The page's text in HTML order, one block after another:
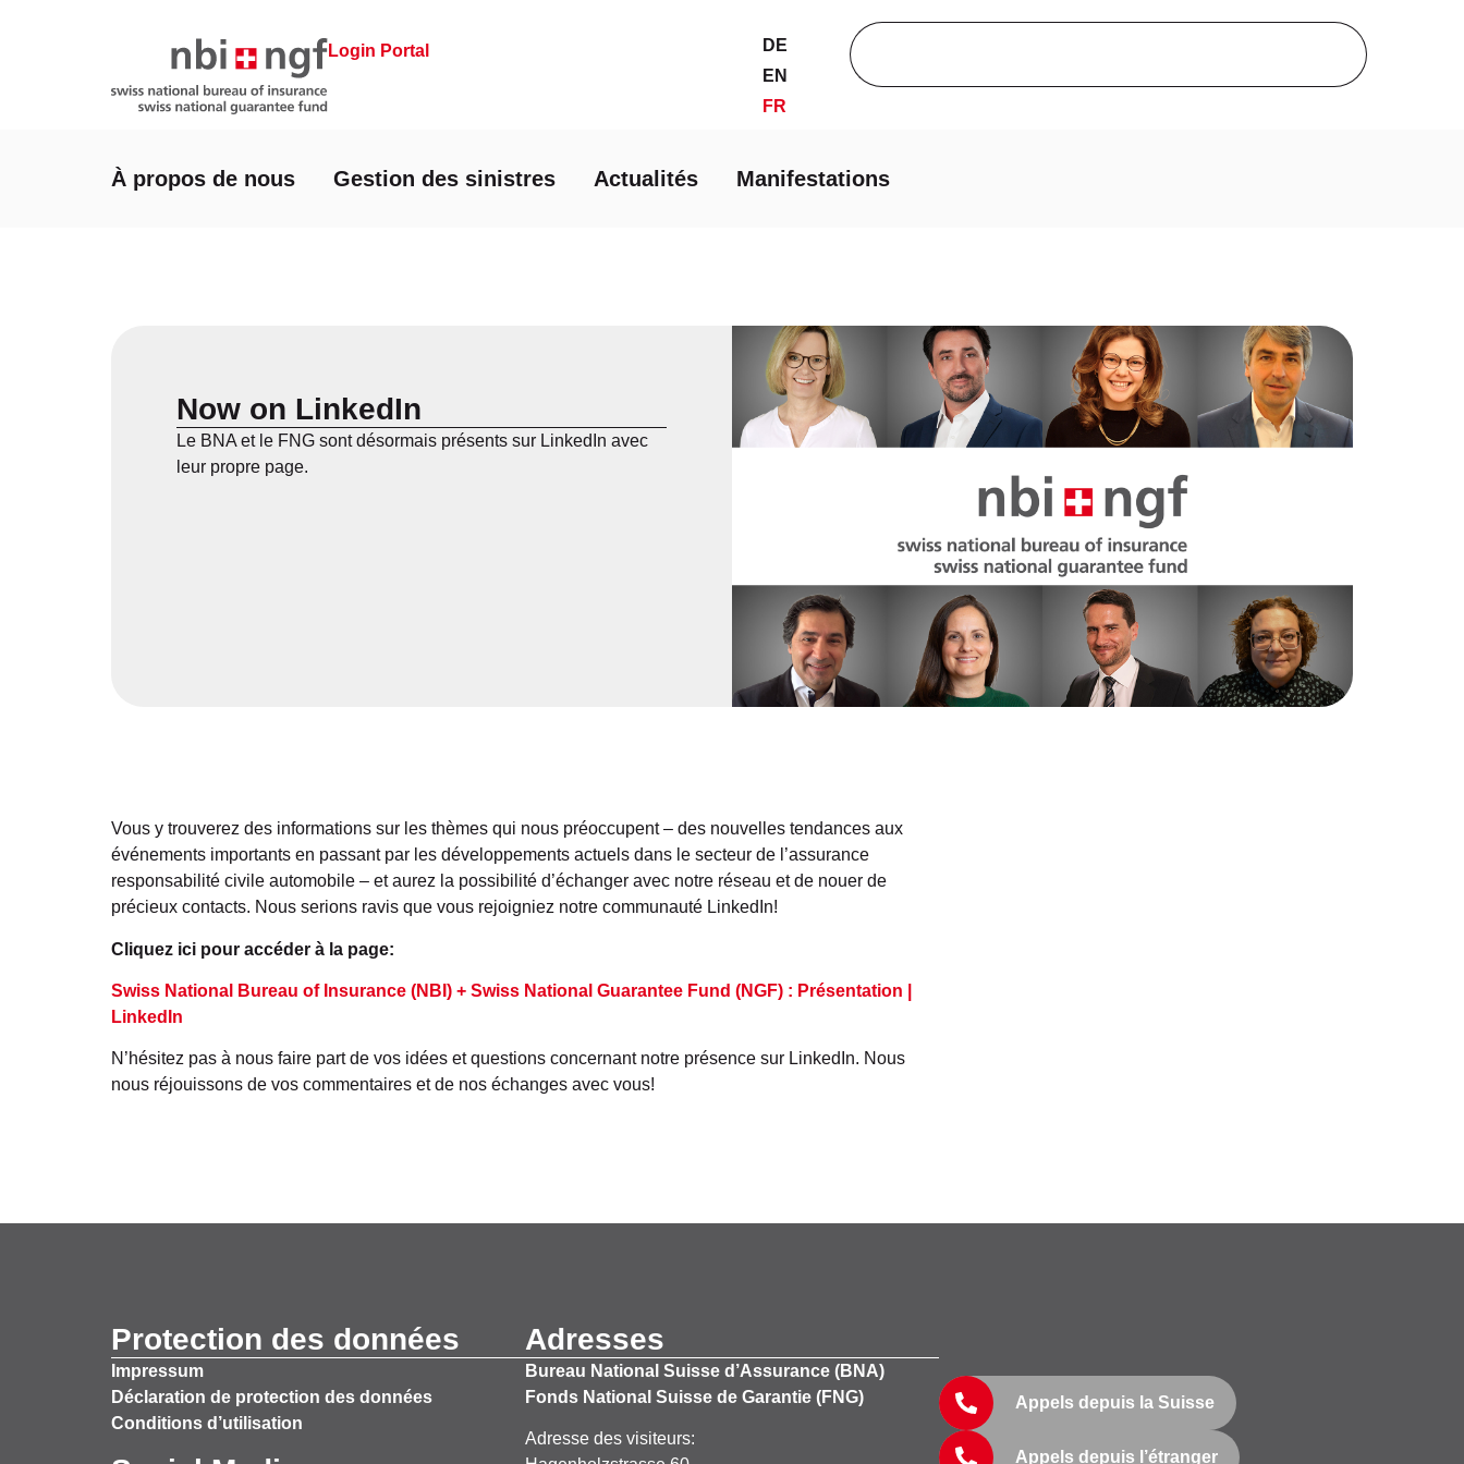
Login Portal
DE
EN
FR
À propos de nous Gestion des sinistres Actualités Manifestations
Now on LinkedIn
Le BNA et le FNG sont désormais présents sur LinkedIn avec
leur propre page.
Vous y trouverez des informations sur les thèmes qui nous préoccupent – des nouvelles tendances aux
événements importants en passant par les développements actuels dans le secteur de l’assurance
responsabilité civile automobile – et aurez la possibilité d’échanger avec notre réseau et de nouer de
précieux contacts. Nous serions ravis que vous rejoigniez notre communauté LinkedIn!
Cliquez ici pour accéder à la page:
Swiss National Bureau of Insurance (NBI) + Swiss National Guarantee Fund (NGF) : Présentation |
LinkedIn
N’hésitez pas à nous faire part de vos idées et questions concernant notre présence sur LinkedIn. Nous
nous réjouissons de vos commentaires et de nos échanges avec vous!
Protection des données
Impressum
Déclaration de protection des données
Conditions d’utilisation
Adresses
Bureau National Suisse d’Assurance (BNA)
Fonds National Suisse de Garantie (FNG)
Adresse des visiteurs:
Appels depuis la Suisse
Appels depuis l’étranger